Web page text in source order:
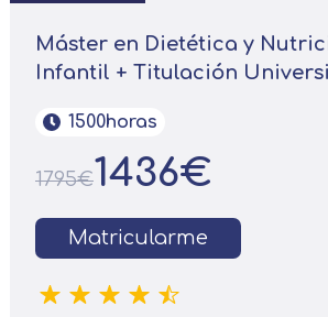
Máster en Dietética y
Infantil + Titulación
1500horas
1795€1436€
Matricularme
Solicitar
Mail
Nombre
Email
Mensaje de privacidad
para mejorar nuestros